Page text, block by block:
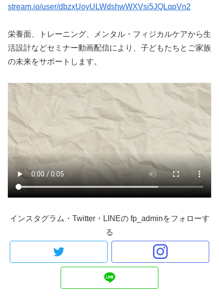
stream.io/user/dbzxUoyULWdshwWXVsi5JQLqpVn2
栄養面、トレーニング、メンタル・フィジカルケアから生
活設計などセミナー動画配信により、子どもたちとご家族
の未来をサポートします。
インスタグラム・Twitter・LINEの fp_adminをフォローす
る